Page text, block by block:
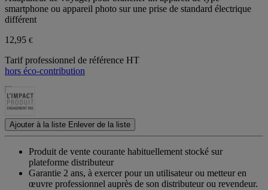
smartphone ou appareil photo sur une prise de standard électrique
différent
12,95 €
Tarif professionnel de référence HT
hors éco-contribution
Ajouter à la liste Enlever de la liste
Produit de vente courante habituellement stocké sur
plateforme distributeur
Garantie 2 ans, à exercer pour un utilisateur ou metteur en
œuvre professionnel auprès de son distributeur ou revendeur.